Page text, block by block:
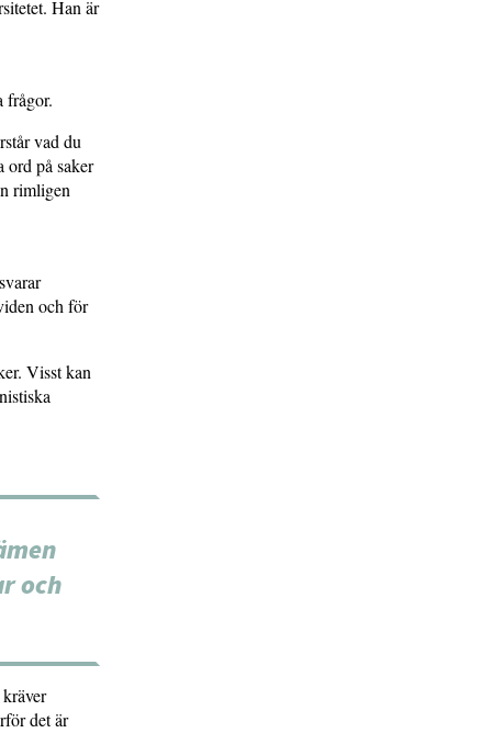
Han är
frågor.
vad du
ord på saker
rimligen
och för
Visst kan
och
det är